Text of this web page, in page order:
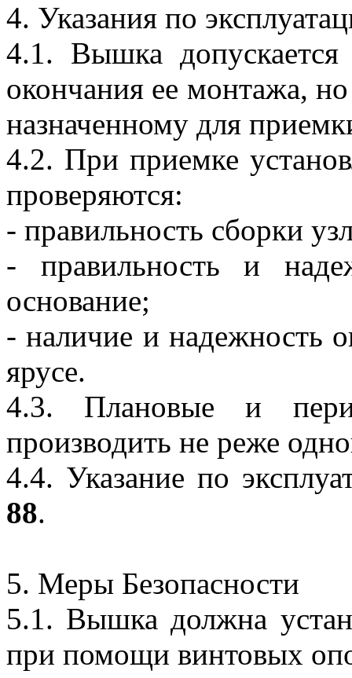
4. Указания по
4.1. Вышка допускается
окончания ее монтажа,
назначенному для
4.2. При приемке
проверяются:
- правильность сборки
- правильность и
основание;
- наличие и надежность
ярусе.
4.3. Плановые и
производить не реже
4.4. Указание по
88.
5. Меры Безопасности
5.1. Вышка должна
при помощи винтовых